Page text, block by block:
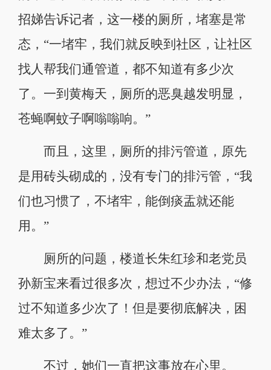
招娣告诉记者，这一楼的厕所，堵塞是常
态，“一堵牢，我们就反映到社区，让社区
找人帮我们通管道，都不知道有多少次
了。一到黄梅天，厕所的恶臭越发明显，
苍蝇啊蚊子啊嗡嗡响。”
而且，这里，厕所的排污管道，原先
是用砖头砌成的，没有专门的排污管，“我
们也习惯了，不堵牢，能倒痰盂就还能
用。”
厕所的问题，楼道长朱红珍和老党员
孙新宝来看过很多次，想过不少办法，“修
过不知道多少次了！但是要彻底解决，困
难太多了。”
不过，她们一直把这事放在心里。